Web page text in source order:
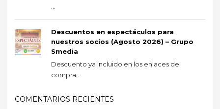
Descuentos en espectáculos para
nuestros socios (Agosto 2026) – Grupo
Smedia
Descuento ya incluido en los enlaces de
compra ...
COMENTARIOS RECIENTES